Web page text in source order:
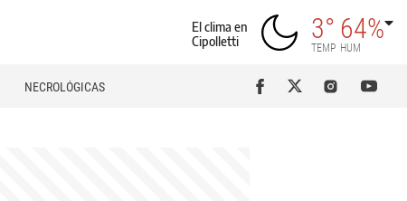
El clima en
Cipolletti
3°
TEMP
64%
HUM
NECROLÓGICAS